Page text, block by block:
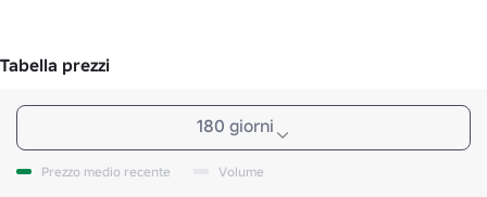
Tabella prezzi
180 giorni
Prezzo medio recente Volume